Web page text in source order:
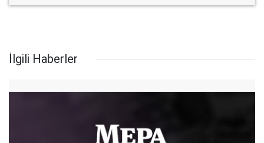
İlgili Haberler